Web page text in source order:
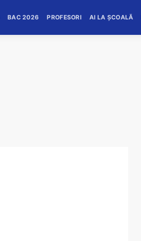
BAC 2026 PROFESORI AI LA ȘCOALĂ